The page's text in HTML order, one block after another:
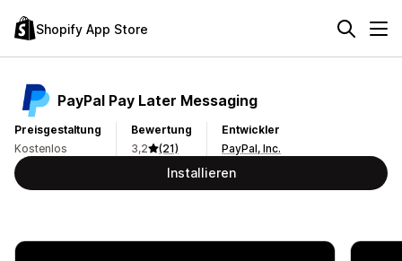
Shopify App Store
PayPal Pay Later Messaging
Preisgestaltung
Kostenlos
Bewertung
3,2
(21)
Entwickler
PayPal, Inc.
Installieren